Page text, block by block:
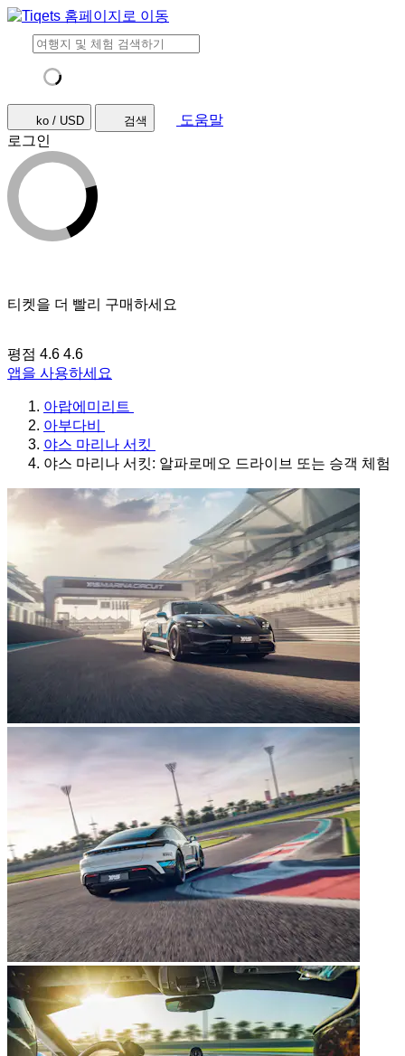
ko / USD 검색
도움말
로그인
티켓을 더 빨리 구매하세요
평점 4.6 4.6
앱을 사용하세요
아랍에미리트
아부다비
야스 마리나 서킷
야스 마리나 서킷: 알파로메오 드라이브 또는 승객 체험